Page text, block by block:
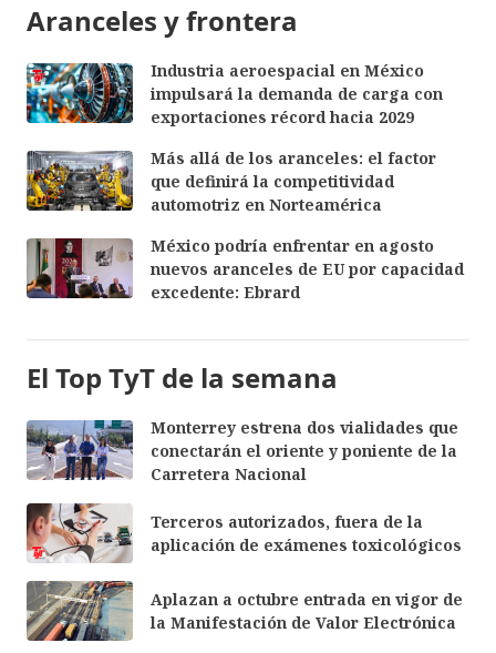
Aranceles y frontera
Industria aeroespacial en México
impulsará la demanda de carga con
exportaciones récord hacia 2029
Más allá de los aranceles: el factor
que definirá la competitividad
automotriz en Norteamérica
México podría enfrentar en agosto
nuevos aranceles de EU por capacidad
excedente: Ebrard
El Top TyT de la semana
Monterrey estrena dos vialidades que
conectarán el oriente y poniente de la
Carretera Nacional
Terceros autorizados, fuera de la
aplicación de exámenes toxicológicos
Aplazan a octubre entrada en vigor de
la Manifestación de Valor Electrónica